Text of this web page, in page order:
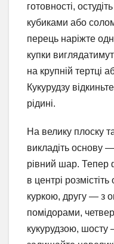
готовності,
кубиками або
перець наріжте
купки
на крупній тертці
Кукурудзу
рідині.
На велику плоску
викладіть основу
рівний шар. Тепер
в центрі
куркою, другу — з
помідорами,
кукурудзою,